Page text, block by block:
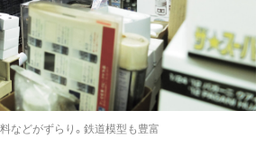
などがずらり。鉄道模型も豊富